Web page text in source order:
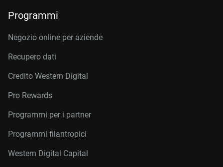
Programmi
Negozio online per aziende
Recupero dati
Credito Western Digital
Pro Rewards
Programmi per i partner
Programmi filantropici
Western Digital Capital